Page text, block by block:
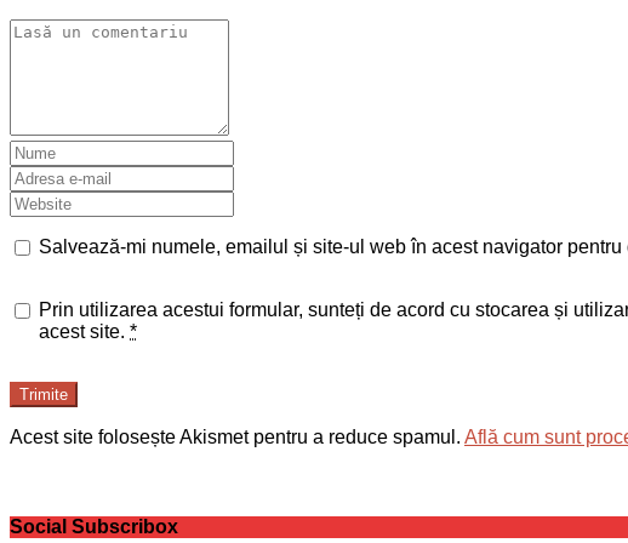
Salvează-mi numele, emailul și site-ul web în acest navigator
Prin utilizarea acestui formular, sunteți de acord cu stocarea și
acest site. *
Trimite
Acest site folosește Akismet pentru a reduce spamul. Află cum sunt
Social Subscribox